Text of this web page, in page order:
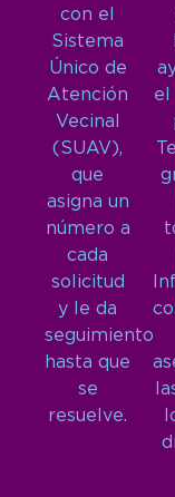
con el
Sistema
Único de
Atención
Vecinal
(SUAV),
que
asigna un
número a
cada
solicitud
y le da
seguimiento
hasta que
se
resuelve.
el